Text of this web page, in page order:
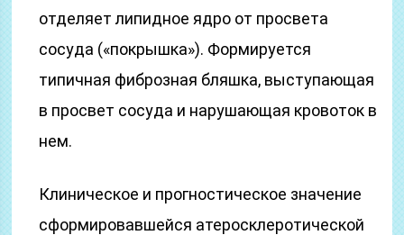
отделяет липидное ядро от просвета
сосуда («покрышка»). Формируется
типичная фиброзная бляшка, выступающая
в просвет сосуда и нарушающая кровоток в
нем.
Клиническое и прогностическое значение
сформировавшейся атеросклеротической